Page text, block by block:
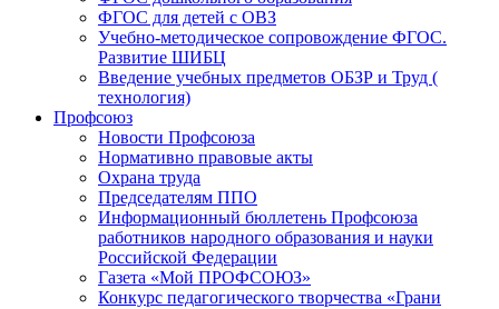
ФГОС для детей с ОВЗ
Учебно-методическое сопровождение ФГОС.
Развитие ШИБЦ
Введение учебных предметов ОБЗР и Труд (
технология)
Профсоюз
Новости Профсоюза
Нормативно правовые акты
Охрана труда
Председателям ППО
Информационный бюллетень Профсоюза
работников народного образования и науки
Российской Федерации
Газета «Мой ПРОФСОЮЗ»
Конкурс педагогического творчества «Грани